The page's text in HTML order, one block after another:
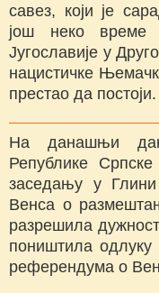
савез, који је
још неко време
Југославије у
нацистичке
престао да постоји.
На данашњи
Републике
заседању у
Венса о
разрешила
поништила
референдума о